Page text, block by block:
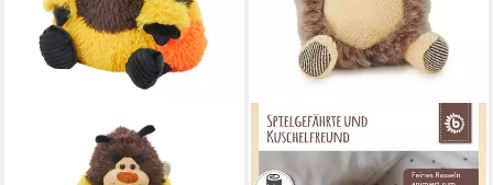
WILD REPUBLIC
Kuscheltier Wild Republic -
Kuscheltier - Snuggleluvs -